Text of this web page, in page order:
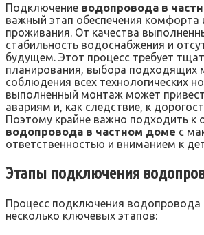
Подключение водопровода в
важный этап обеспечения комфорта
проживания. От качества
стабильность водоснабжения и
будущем. Этот процесс требует
планирования, выбора подходящих
соблюдения всех технологических
выполненный монтаж может
авариям и, как следствие, к
Поэтому крайне важно подходить к
водопровода в частном доме с
ответственностью и вниманием к
Этапы подключения
Процесс подключения водопровода
несколько ключевых этапов: